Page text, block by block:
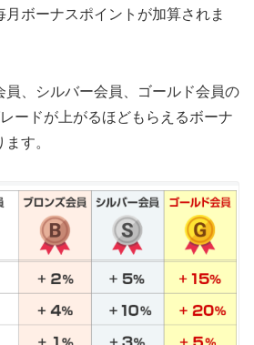
ボーナスポイントが加算されま
、シルバー会員、ゴールド会員の
ードが上がるほどもらえるボーナ
す。